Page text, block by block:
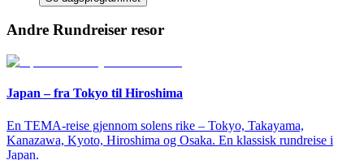
Andre Rundreiser resor
Japan – fra Tokyo til Hiroshima
En TEMA-reise gjennom solens rike – Tokyo, Takayama,
Kanazawa, Kyoto, Hiroshima og Osaka. En klassisk rundreise i
Japan.